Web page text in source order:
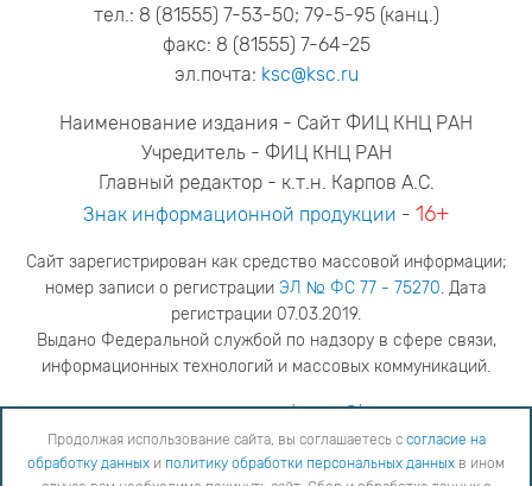
тел.: 8 (81555) 7-53-50; 79-5-95 (канц.)
факс: 8 (81555) 7-64-25
эл.почта: ksc@ksc.ru
Наименование издания - Сайт ФИЦ КНЦ РАН
Учредитель - ФИЦ КНЦ РАН
Главный редактор - к.т.н. Карпов А.С.
Знак информационной продукции - 16+
Сайт зарегистрирован как средство массовой информации;
номер записи о регистрации ЭЛ № ФС 77 - 75270. Дата
регистрации 07.03.2019.
Выдано Федеральной службой по надзору в сфере связи,
информационных технологий и массовых коммуникаций.
адрес редакцииya.stogova@ksc.ru
телефон редакции81555-79-516
Продолжая использование сайта, вы соглашаетесь с согласие на обработку данных
Продолжая использование сайта, вы соглашаетесь с согласие на
обработку данных и политику обработки персональных данных в ином